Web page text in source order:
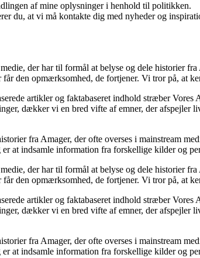
af mine oplysninger i henhold til politikken.
du, at vi må kontakte dig med nyheder og
der har til formål at belyse og dele historier
får den opmærksomhed, de fortjener. Vi tror på, at
artikler og faktabaseret indhold stræber
dækker vi en bred vifte af emner, der afspejler
fra Amager, der ofte overses i mainstream
at indsamle information fra forskellige kilder og
der har til formål at belyse og dele historier
får den opmærksomhed, de fortjener. Vi tror på, at
artikler og faktabaseret indhold stræber
dækker vi en bred vifte af emner, der afspejler
fra Amager, der ofte overses i mainstream
at indsamle information fra forskellige kilder og